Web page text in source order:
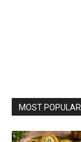
MOST POPULAR